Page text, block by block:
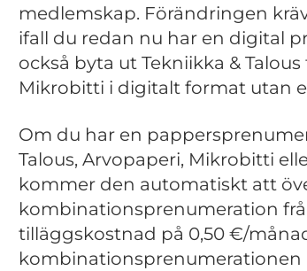
medlemskap. Förändringen
ifall du redan nu har en digital
också byta ut Tekniikka &
Mikrobitti i digitalt format utan
Om du har en
Talous, Arvopaperi, Mikrobitti
kommer den automatiskt att
kombinationsprenumeration
tilläggskostnad på 0,50 €/
kombinationsprenumerationen